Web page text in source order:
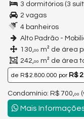
3 dormitórios (3
2 vagas
4 banheiros
Alto Padrão -
130,00 m² de área
242,00 m² de área
de R$ 2.800.000 porR$
Condomínio: R$ 700, 00
Mais